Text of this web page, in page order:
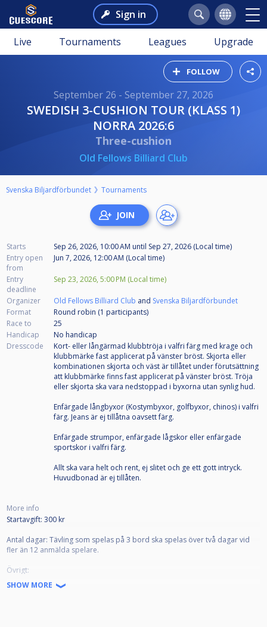
Sign in
Live Tournaments Leagues Upgrade
FOLLOW
September 26 - September 27, 2026
SWEDISH 3-CUSHION TOUR (KLASS 1)
NORRA 2026:6
Three-cushion
Old Fellows Billiard Club
Svenska Biljardförbundet Tournaments
Starts Sep 26, 2026, 10:00 AM until Sep 27, 2026 (Local time)
Entry open
from
Jun 7, 2026, 12:00 AM (Local time)
Entry
deadline
Sep 23, 2026, 5:00 PM (Local time)
Organizer Old Fellows Billiard Club and Svenska Biljardförbundet
Format
Round robin (1 participants)
Race to
25
Handicap
No handicap
Dresscode
Kort- eller långärmad klubbtröja i valfri färg med krage och
klubbmärke fast applicerat på vänster bröst. Skjorta eller
kombinationen skjorta och väst är tillåtet under förutsättning
att klubbmärke finns fast applicerat på vänster bröst. Tröja
eller skjorta ska vara nedstoppad i byxorna utan synlig hud.
Enfärgade långbyxor (Kostymbyxor, golfbyxor, chinos) i valfri
färg. Jeans är ej tillåtna oavsett färg.
Enfärgade strumpor, enfärgade lågskor eller enfärgade
sportskor i valfri färg.
Allt ska vara helt och rent, ej slitet och ge ett gott intryck.
Huvudbonad är ej tillåten.
More info
Startavgift: 300 kr
Antal dagar: Tävling som spelas på 3 bord ska spelas över två dagar vid
fler än 12 anmälda spelare.
Övrigt:
- Gratis träning på fredagen fram till 22,00 – ingen träning på
tävlingsdagarna!
SHOW MORE